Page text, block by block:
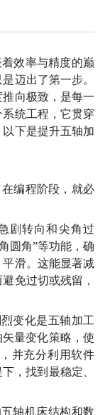
效率与精度的巅
迈出了第一步。
向极致，是每一
统工程，它贯穿
下是提升五轴加
编程阶段，就必
剧转向和尖角过
圆角”等功能，确
滑。这能显著减
免过切或残留，
变化是五轴加工
量变化策略，使
并充分利用软件
，找到最稳定、
轴机床结构和数